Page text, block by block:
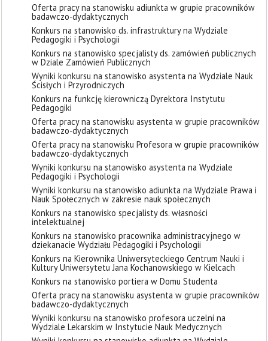
Oferta pracy na stanowisku adiunkta w grupie pracowników
badawczo-dydaktycznych
Konkurs na stanowisko ds. infrastruktury na Wydziale
Pedagogiki i Psychologii
Konkurs na stanowisko specjalisty ds. zamówień publicznych
w Dziale Zamówień Publicznych
Wyniki konkursu na stanowisko asystenta na Wydziale Nauk
Ścisłych i Przyrodniczych
Konkurs na funkcję kierowniczą Dyrektora Instytutu
Pedagogiki
Oferta pracy na stanowisku asystenta w grupie pracowników
badawczo-dydaktycznych
Oferta pracy na stanowisku Profesora w grupie pracowników
badawczo-dydaktycznych
Wyniki konkursu na stanowisko asystenta na Wydziale
Pedagogiki i Psychologii
Wyniki konkursu na stanowisko adiunkta na Wydziale Prawa i
Nauk Społecznych w zakresie nauk społecznych
Konkurs na stanowisko specjalisty ds. własności
intelektualnej
Konkurs na stanowisko pracownika administracyjnego w
dziekanacie Wydziału Pedagogiki i Psychologii
Konkurs na Kierownika Uniwersyteckiego Centrum Nauki i
Kultury Uniwersytetu Jana Kochanowskiego w Kielcach
Konkurs na stanowisko portiera w Domu Studenta
Oferta pracy na stanowisku asystenta w grupie pracowników
badawczo-dydaktycznych
Wyniki konkursu na stanowisko profesora uczelni na
Wydziale Lekarskim w Instytucie Nauk Medycznych